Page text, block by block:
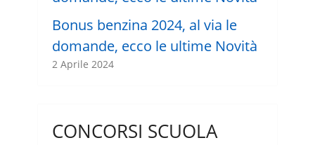
Bonus benzina 2024, al via le
domande, ecco le ultime Novità
2 Aprile 2024
CONCORSI SCUOLA